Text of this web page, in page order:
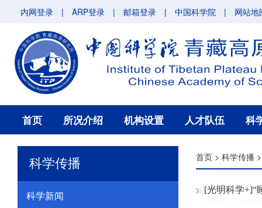
内网登录 | ARP登录 | 邮箱登录 | 中国科学院 | 网站地
首页 所况介绍 机构设置 人才队伍 科
科学传播
科学新闻
首页 > 科学传播
[光明科学+]“